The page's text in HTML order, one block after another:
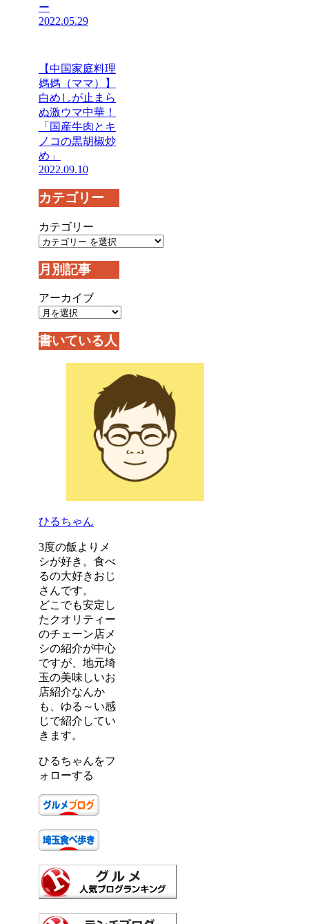
ー
2022.05.29
【中国家庭料理
媽媽（ママ）】
白めしが止まら
ぬ激ウマ中華！
「国産牛肉とキ
ノコの黒胡椒炒
め」
2022.09.10
カテゴリー
カテゴリー
月別記事
アーカイブ
書いている人
ひるちゃん
3度の飯よりメ
シが好き。食べ
るの大好きおじ
さんです。
どこでも安定し
たクオリティー
のチェーン店メ
シの紹介が中心
ですが、地元埼
玉の美味しいお
店紹介なんか
も、ゆる～い感
じで紹介してい
きます。
ひるちゃんをフ
ォローする